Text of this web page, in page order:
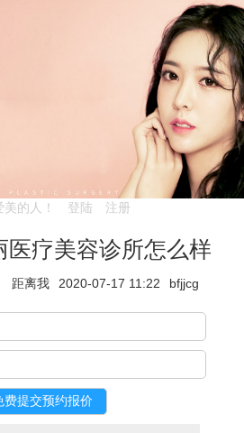
美的人！ 登陆 注册
医疗美容诊所怎么样
距离我 2020-07-17 11:22 bfjjcg